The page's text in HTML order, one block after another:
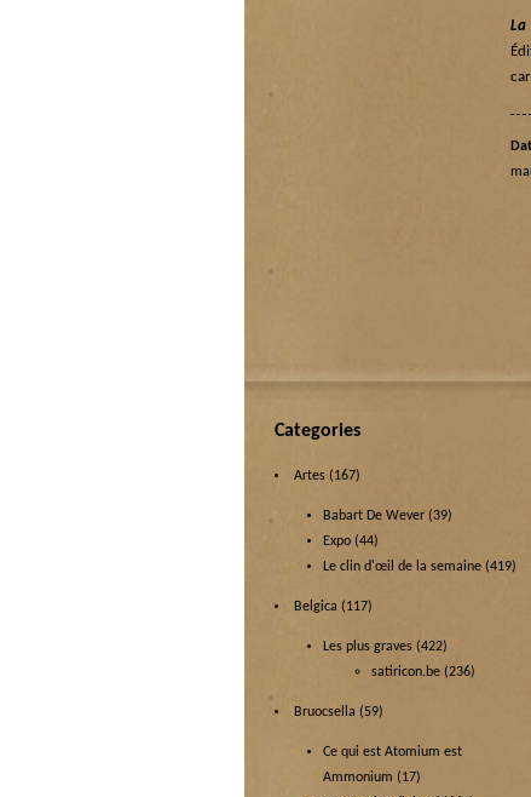
La
Categories
Artes (167)
Babart De Wever (39)
Expo (44)
Le clin d'œil de la semaine (419)
Belgica (117)
Les plus graves (422)
satiricon.be (236)
Bruocsella (59)
Ce qui est Atomium est
Ammonium (17)